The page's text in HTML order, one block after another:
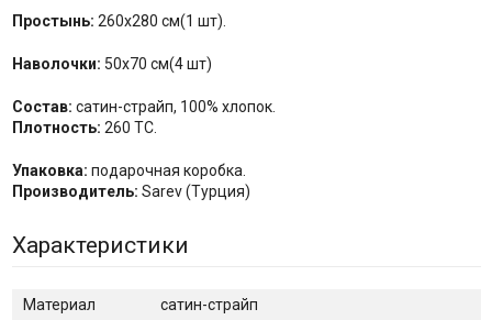
Простынь: 260х280 см(1 шт).
Наволочки: 50х70 см(4 шт)
Состав: сатин-страйп, 100% хлопок.
Плотность: 260 ТС.
Упаковка: подарочная коробка.
Производитель: Sarev (Турция)
Характеристики
Материал
сатин-страйп